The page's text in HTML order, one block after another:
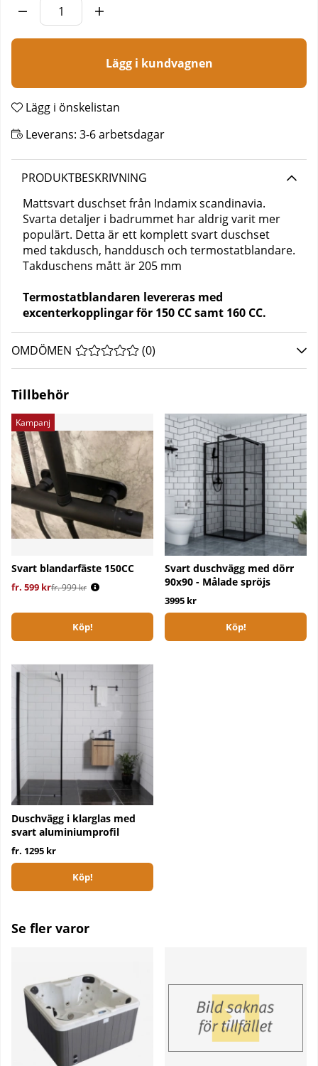
Lägg i kundvagnen
Lägg i önskelistan
Leverans: 3-6 arbetsdagar
PRODUKTBESKRIVNING
Mattsvart duschset från Indamix scandinavia.
Svarta detaljer i badrummet har aldrig varit mer
populärt. Detta är ett komplett svart duschset
med takdusch, handdusch och termostatblandare.
Takduschens mått är205 mm
Termostatblandaren levereras med
excenterkopplingar för 150 CC samt 160 CC.
OMDÖMEN MEDELBETYG 0 AV 5 ANTAL BETYG 0
(0)
Tillbehör
Kampanj
Svart blandarfäste 150CC
fr. 599 kr
Ordinarie pris:
fr. 999 kr
Köp!
Svart duschvägg med dörr
90x90 - Målade spröjs
3995 kr
Köp!
Duschvägg i klarglas med
svart aluminiumprofil
fr. 1295 kr
Köp!
Se fler varor